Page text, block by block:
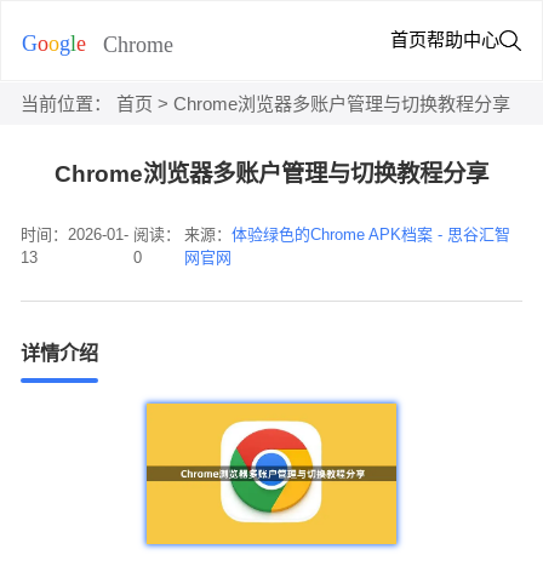
首页帮助中心
当前位置： 首页 > Chrome浏览器多账户管理与切换教程分享
Chrome浏览器多账户管理与切换教程分享
时间：2026-01-
13
阅读：
0
来源：体验绿色的Chrome APK档案 - 思谷汇智
网官网
详情介绍